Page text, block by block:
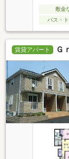
敷金
バス・
賃貸アパート Ｇ